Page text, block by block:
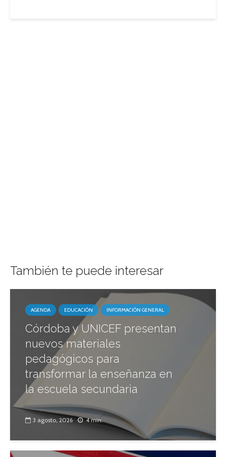
También te puede interesar
AGENDA EDUCACIÓN INFORMACIÓN GENERAL
Córdoba y UNICEF presentan
nuevos materiales
pedagógicos para
transformar la enseñanza en
la escuela secundaria
3 agosto, 2026 4 min.